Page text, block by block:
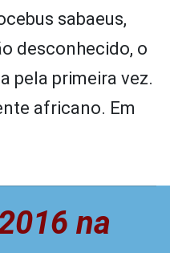
sabaeus,
desconhecido, o
pela primeira vez.
africano. Em
na